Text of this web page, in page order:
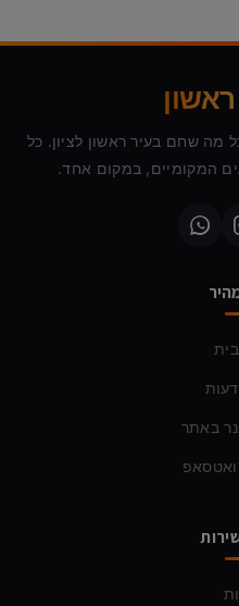
ראשון
מה שחם בעיר ראשון לציון. כל
המקומיים, במקום אחד.
באתר